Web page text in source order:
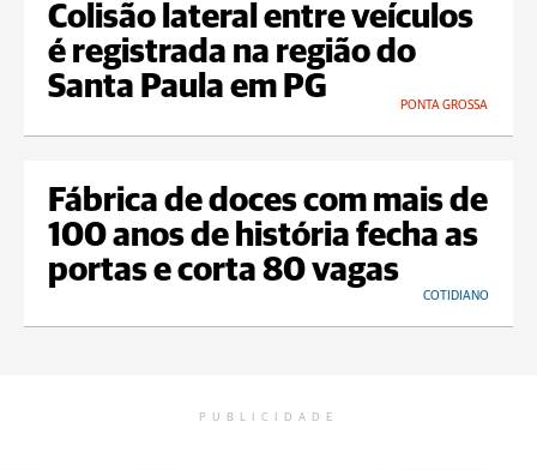
Colisão lateral entre veículos
é registrada na região do
Santa Paula em PG
PONTA GROSSA
Fábrica de doces com mais de
100 anos de história fecha as
portas e corta 80 vagas
COTIDIANO
PUBLICIDADE